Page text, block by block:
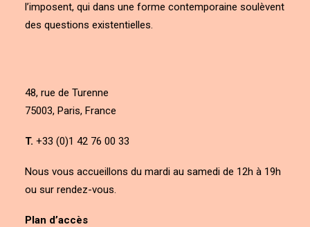
l’imposent, qui dans une forme contemporaine soulèvent
des questions existentielles.
48, rue de Turenne
75003, Paris, France
T. +33 (0)1 42 76 00 33
Nous vous accueillons du mardi au samedi de 12h à 19h
ou sur rendez-vous.
Plan d’accès